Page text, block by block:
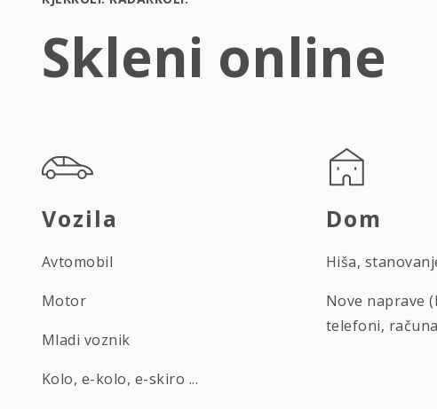
Skleni online
Vozila
Avtomobil
Motor
Mladi voznik
Kolo, e-kolo, e-skiro ...
Dom
Hiša,
Nove naprave
telefoni,